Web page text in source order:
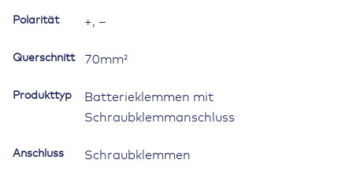
Menge
Polarität +, –
Querschnitt 70mm²
Produkttyp
Batterieklemmen mit
Schraubklemmanschluss
Anschluss Schraubklemmen